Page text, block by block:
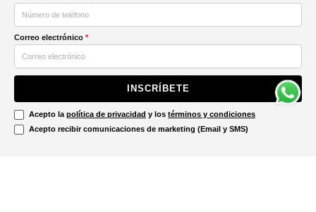
Correo electrónico *
INSCRÍBETE
Acepto la política de privacidad y los términos y condiciones
Acepto recibir comunicaciones de marketing (Email y SMS)